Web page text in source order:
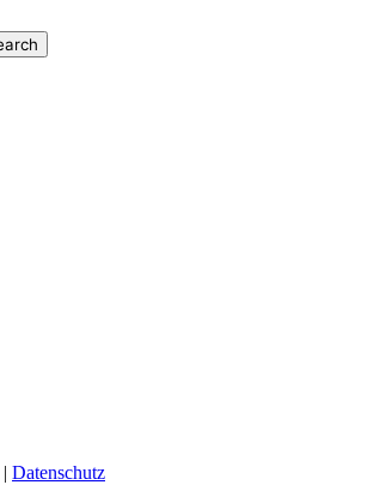
| Datenschutz